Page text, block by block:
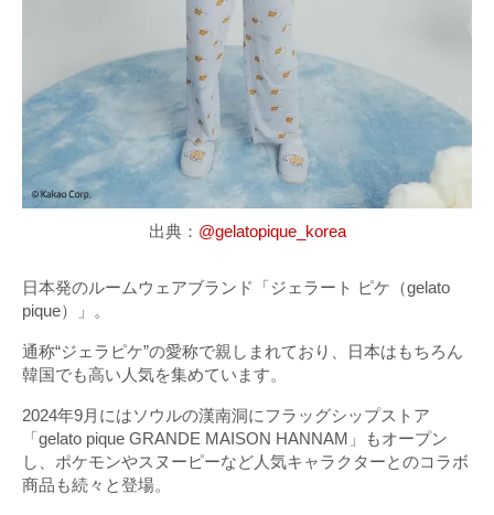
出典： @gelatopique_korea
日本発のルームウェアブランド「ジェラート ピケ（gelato
pique）」。
通称“ジェラピケ”の愛称で親しまれており、日本はもちろん
韓国でも高い人気を集めています。
2024年9月にはソウルの漢南洞にフラッグシップストア
「gelato pique GRANDE MAISON HANNAM」もオープン
し、ポケモンやスヌーピーなど人気キャラクターとのコラボ
商品も続々と登場。